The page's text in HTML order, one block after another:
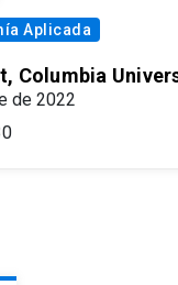
Aplicada
Columbia
de 2022